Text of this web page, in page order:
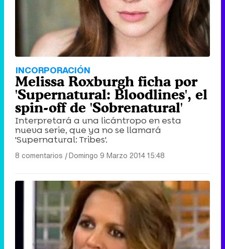
INCORPORACIÓN
Melissa Roxburgh ficha por
'Supernatural: Bloodlines', el
spin-off de 'Sobrenatural'
Interpretará a una licántropo en esta
nueva serie, que ya no se llamará
'Supernatural: Tribes'.
8 comentarios |Domingo 9 Marzo 2014 15:48